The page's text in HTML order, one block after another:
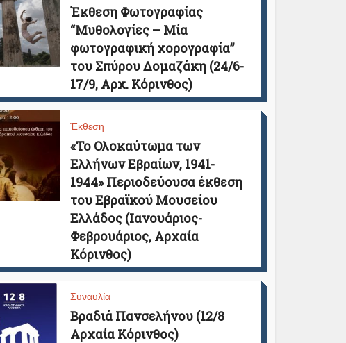
Έκθεση Φωτογραφίας
“Μυθολογίες – Μία
φωτογραφική χορογραφία”
του Σπύρου Δομαζάκη (24/6-
17/9, Αρχ. Κόρινθος)
Έκθεση
«Το Ολοκαύτωμα των
Ελλήνων Εβραίων, 1941-
1944» Περιοδεύουσα έκθεση
του Εβραϊκού Μουσείου
Ελλάδος (Ιανουάριος-
Φεβρουάριος, Αρχαία
Κόρινθος)
Συναυλία
Βραδιά Πανσελήνου (12/8
Αρχαία Κόρινθος)